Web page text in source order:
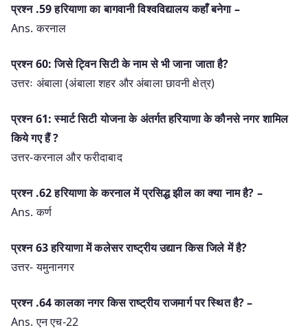
प्रश्‍न .59 हरियाणा का बागवानी विश्वविद्यालय कहाँ बनेगा –
Ans. करनाल
प्रश्न 60: जिसे ट्विन सिटी के नाम से भी जाना जाता है?
उत्तरः अंबाला (अंबाला शहर और अंबाला छावनी क्षेत्र)
प्रश्न 61: स्मार्ट सिटी योजना के अंतर्गत हरियाणा के कौनसे नगर शामिल
किये गए हैं ?
उत्तर-करनाल और फरीदाबाद
प्रश्‍न .62 हरियाणा के करनाल में प्रसिद्ध झील का क्या नाम है? –
Ans. कर्ण
प्रश्न 63 हरियाणा में कलेसर राष्ट्रीय उद्यान किस जिले में है?
उत्तर- यमुनानगर
प्रश्‍न .64 कालका नगर किस राष्ट्रीय राजमार्ग पर स्थित है? –
Ans. एन एच-22